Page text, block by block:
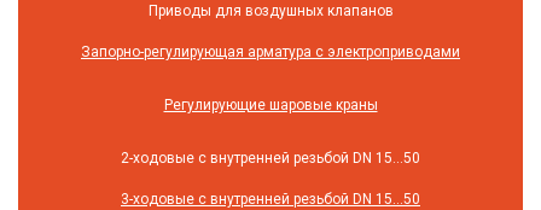
Приводы для воздушных клапанов
Запорно-регулирующая арматура с электроприводами
Регулирующие шаровые краны
2-ходовые с внутренней резьбой DN 15...50
3-ходовые с внутренней резьбой DN 15...50